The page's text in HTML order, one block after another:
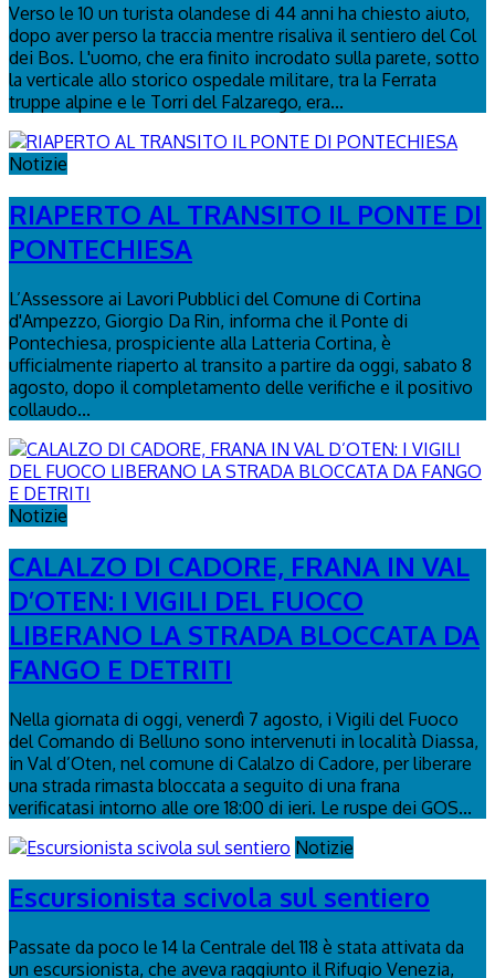
Verso le 10 un turista olandese di 44 anni ha chiesto aiuto,
dopo aver perso la traccia mentre risaliva il sentiero del Col
dei Bos. L'uomo, che era finito incrodato sulla parete, sotto
la verticale allo storico ospedale militare, tra la Ferrata
truppe alpine e le Torri del Falzarego, era...
Notizie
RIAPERTO AL TRANSITO IL PONTE DI
PONTECHIESA
L’Assessore ai Lavori Pubblici del Comune di Cortina
d'Ampezzo, Giorgio Da Rin, informa che il Ponte di
Pontechiesa, prospiciente alla Latteria Cortina, è
ufficialmente riaperto al transito a partire da oggi, sabato 8
agosto, dopo il completamento delle verifiche e il positivo
collaudo...
Notizie
CALALZO DI CADORE, FRANA IN VAL
D’OTEN: I VIGILI DEL FUOCO
LIBERANO LA STRADA BLOCCATA DA
FANGO E DETRITI
Nella giornata di oggi, venerdì 7 agosto, i Vigili del Fuoco
del Comando di Belluno sono intervenuti in località Diassa,
in Val d’Oten, nel comune di Calalzo di Cadore, per liberare
una strada rimasta bloccata a seguito di una frana
verificatasi intorno alle ore 18:00 di ieri. Le ruspe dei GOS...
Notizie
Escursionista scivola sul sentiero
Passate da poco le 14 la Centrale del 118 è stata attivata da
un escursionista, che aveva raggiunto il Rifugio Venezia,